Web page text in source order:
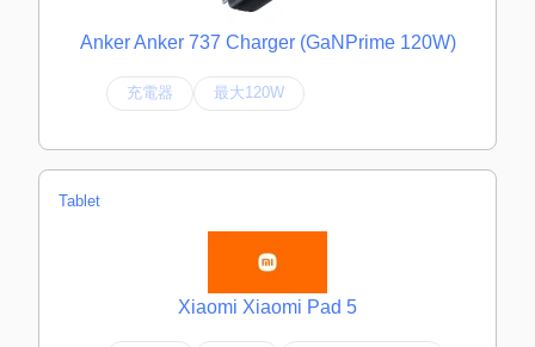
Anker Anker 737 Charger (GaNPrime 120W)
充電器 最大120W
Tablet
Xiaomi Xiaomi Pad 5